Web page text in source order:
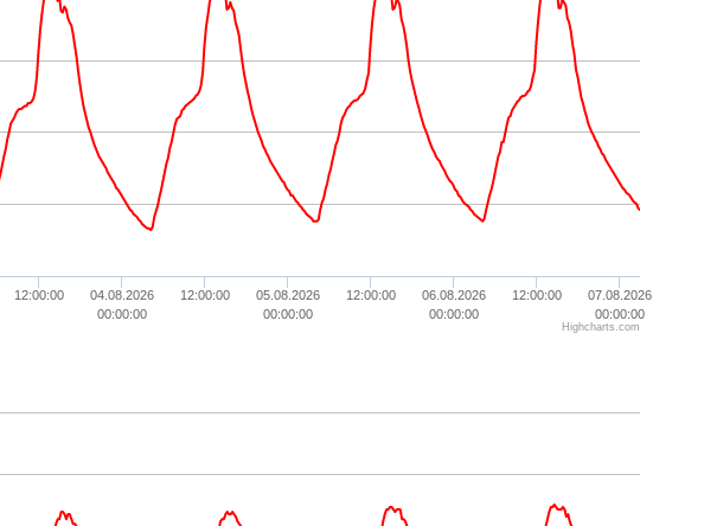
12:00:00
04.08.2026
00:00:00
12:00:00
05.08.2026
00:00:00
12:00:00
06.08.2026
00:00:00
12:00:00
07.08.2026
00:00:00
Highcharts.com